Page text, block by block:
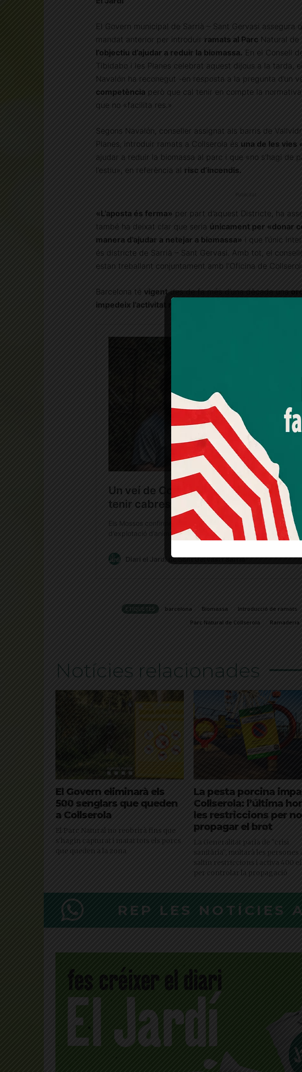
El Govern municipal de Sarrià – Sant Gervasi assegura
mandat anterior per introduir ramats al Parc Natural de
l’objectiu d’ajudar a reduir la biomassa. En el Consell
Tibidabo i les Planes celebrat aquest dijous a la tarda,
Navalón ha reconegut -en resposta a la pregunta d’un
competència però que cal tenir en compte la
que no «facilita res.»
Segons Navalón, conseller assignat als barris de
Planes, introduir ramats a Collserola és una de les vies
ajudar a reduir la biomassa al parc i que «no s’hagi de
l’estiu», en referència al risc d’incendis.
Publicitat
«L’aposta és ferma» per part d’aquest Districte, ha
també ha deixat clar que seria únicament per «donar
manera d’ajudar a netejar a biomassa» i que l’únic
és districte de Sarrià – Sant Gervasi. Amb tot, el
estan treballant conjuntament amb l’Oficina de
Barcelona té vigentdes de fa més d’una dècada una
impedeix l’activitat ramadera
ETIQUETES barcelona Biomassa Introducció de ramats
Parc Natural de Collserola
Ramaderia
Notícies relacionades
El Govern eliminarà els
500 senglars que queden
a Collserola
El Parc Natural no reobrirà fins que
s'hagin capturat i matat tots els porcs
que queden a la zona
La pesta porcina
Collserola: l’última
les restriccions per no
propagar el brot
La Generalitat parla de "crisi
sanitària", multarà les persones
saltin restriccions i activa 400
per controlar la propagació
REP LES NOTÍCIES
Amb el seu acord,
tecnologies similars
processar dades
web. Pot retirar el
processament de
qualsevol moment
nostra Política de
"acceptar" dones el
Més informació
Quan l’usuari crea
consentiment
informatives
consentiment
mitjançant l’enllaç